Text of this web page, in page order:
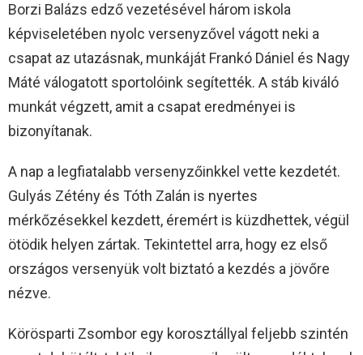
Borzi Balázs edző vezetésével három iskola
képviseletében nyolc versenyzővel vágott neki a
csapat az utazásnak, munkáját Frankó Dániel és Nagy
Máté válogatott sportolóink segítették. A stáb kiváló
munkát végzett, amit a csapat eredményei is
bizonyítanak.
A nap a legfiatalabb versenyzőinkkel vette kezdetét.
Gulyás Zétény és Tóth Zalán is nyertes
mérkőzésekkel kezdett, éremért is küzdhettek, végül
ötödik helyen zártak. Tekintettel arra, hogy ez első
országos versenyük volt biztató a kezdés a jövőre
nézve.
Körösparti Zsombor egy korosztállyal feljebb szintén